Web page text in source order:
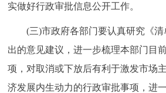
实做好行政审批信息公开工作。
(三)市政府各部门要认真研究《清
出的意见建议，进一步梳理本部门目
项，对取消或下放后有利于激发市场
济发展内生动力的行政审批事项，进